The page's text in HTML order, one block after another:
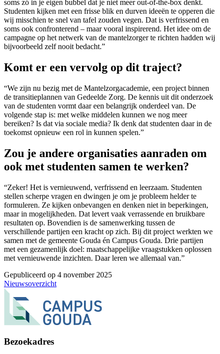
soms zó in je eigen bubbel dat je niet meer out-of-the-box denkt.
Studenten kijken met een frisse blik en durven ideeën te opperen die
wij misschien te snel van tafel zouden vegen. Dat is verfrissend en
soms ook confronterend – maar vooral inspirerend. Het idee om de
campagne op het netwerk van de mantelzorger te richten hadden wij
bijvoorbeeld zelf nooit bedacht.”
Komt er een vervolg op dit traject?
“We zijn nu bezig met de Mantelzorgacademie, een project binnen
de transitieplannen van Gedeelde Zorg. De kennis uit dit onderzoek
van de studenten vormt daar een belangrijk onderdeel van. De
volgende stap is: met welke middelen kunnen we nog meer
bereiken? Is dat via sociale media? Ik denk dat studenten daar in de
toekomst opnieuw een rol in kunnen spelen.”
Zou je andere organisaties aanraden om
ook met studenten samen te werken?
“Zeker! Het is vernieuwend, verfrissend en leerzaam. Studenten
stellen scherpe vragen en dwingen je om je probleem helder te
formuleren. Ze kijken onbevangen en denken niet in beperkingen,
maar in mogelijkheden. Dat levert vaak verrassende en bruikbare
resultaten op. Bovendien is de samenwerking tussen de
verschillende partijen een kracht op zich. Bij dit project werkten we
samen met de gemeente Gouda én Campus Gouda. Drie partijen
met een gezamenlijk doel: maatschappelijke vraagstukken oplossen
met vernieuwende inzichten. Daar leren we allemaal van.”
Gepubliceerd op 4 november 2025
Nieuwsoverzicht
Bezoekadres